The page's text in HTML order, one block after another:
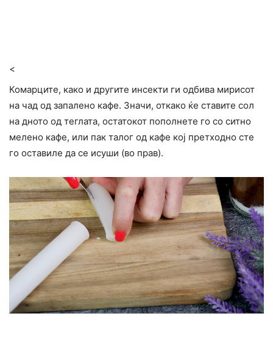
<
Комарците, како и другите инсекти ги одбива мирисот
на чад од запалено кафе. Значи, откако ќе ставите сол
на дното од теглата, остатокот пополнете го со ситно
мелено кафе, или пак талог од кафе кој претходно сте
го оставиле да се исуши (во прав).